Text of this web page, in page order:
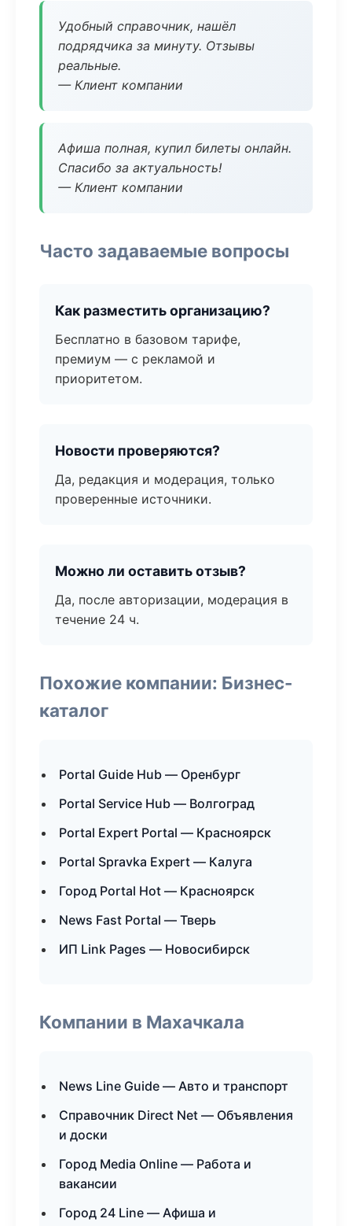
Удобный справочник, нашёл
подрядчика за минуту. Отзывы
реальные.
— Клиент компании
Афиша полная, купил билеты онлайн.
Спасибо за актуальность!
— Клиент компании
Часто задаваемые вопросы
Как разместить организацию?
Бесплатно в базовом тарифе,
премиум — с рекламой и
приоритетом.
Новости проверяются?
Да, редакция и модерация, только
проверенные источники.
Можно ли оставить отзыв?
Да, после авторизации, модерация в
течение 24 ч.
Похожие компании: Бизнес-
каталог
Portal Guide Hub — Оренбург
Portal Service Hub — Волгоград
Portal Expert Portal — Красноярск
Portal Spravka Expert — Калуга
Город Portal Hot — Красноярск
News Fast Portal — Тверь
ИП Link Pages — Новосибирск
Компании в Махачкала
News Line Guide — Авто и транспорт
Справочник Direct Net — Объявления
и доски
Город Media Online — Работа и
вакансии
Город 24 Line — Афиша и